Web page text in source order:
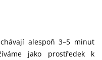
alespoň 3–5 minut
jako prostředek k